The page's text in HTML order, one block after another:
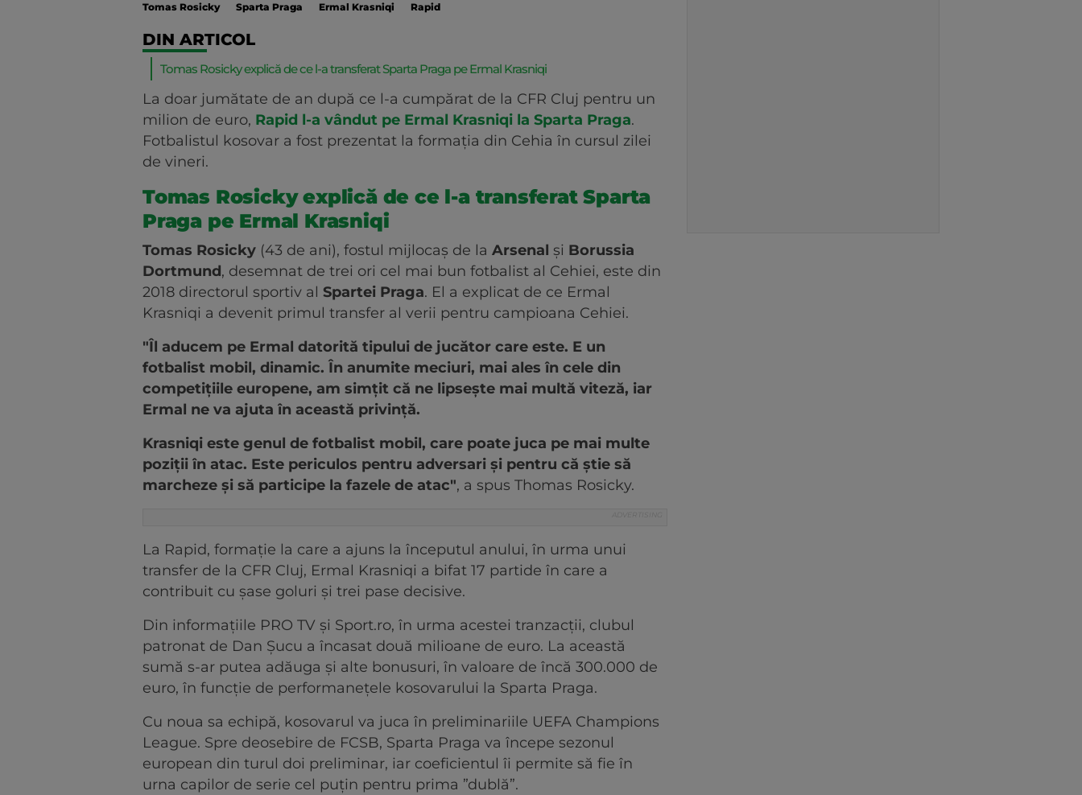
Tomas Rosicky Sparta Praga Ermal Krasniqi Rapid
DIN ARTICOL
Tomas Rosicky explică de ce l-a transferat Sparta Praga pe Ermal Krasniqi
La doar jumătate de an după ce l-a cumpărat de la CFR Cluj pentru un
milion de euro, Rapid l-a vândut pe Ermal Krasniqi la Sparta Praga.
Fotbalistul kosovar a fost prezentat la formația din Cehia în cursul zilei
de vineri.
Tomas Rosicky explică de ce l-a transferat Sparta
Praga pe Ermal Krasniqi
Tomas Rosicky (43 de ani), fostul mijlocaș de la Arsenal și Borussia
Dortmund, desemnat de trei ori cel mai bun fotbalist al Cehiei, este din
2018 directorul sportiv al Spartei Praga. El a explicat de ce Ermal
Krasniqi a devenit primul transfer al verii pentru campioana Cehiei.
"Îl aducem pe Ermal datorită tipului de jucător care este. E un
fotbalist mobil, dinamic. În anumite meciuri, mai ales în cele din
competițiile europene, am simțit că ne lipsește mai multă viteză, iar
Ermal ne va ajuta în această privință.
Krasniqi este genul de fotbalist mobil, care poate juca pe mai multe
poziții în atac. Este periculos pentru adversari și pentru că știe să
marcheze și să participe la fazele de atac", a spus Thomas Rosicky.
La Rapid, formație la care a ajuns la începutul anului, în urma unui
transfer de la CFR Cluj, Ermal Krasniqi a bifat 17 partide în care a
contribuit cu șase goluri și trei pase decisive.
Din informațiile PRO TV și Sport.ro, în urma acestei tranzacții, clubul
patronat de Dan Șucu a încasat două milioane de euro. La această
sumă s-ar putea adăuga și alte bonusuri, în valoare de încă 300.000 de
euro, în funcție de performanețele kosovarului la Sparta Praga.
Cu noua sa echipă, kosovarul va juca în preliminariile UEFA Champions
League. Spre deosebire de FCSB, Sparta Praga va începe sezonul
european din turul doi preliminar, iar coeficientul îi permite să fie în
urna capilor de serie cel puțin pentru prima ”dublă”.